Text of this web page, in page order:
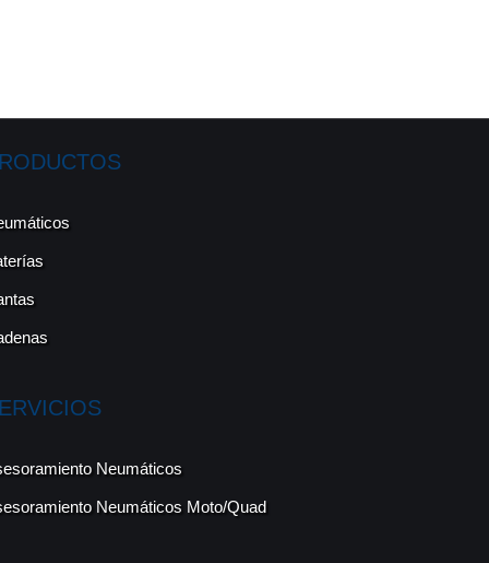
Neumáticos
Neumáticos Moto/Quad